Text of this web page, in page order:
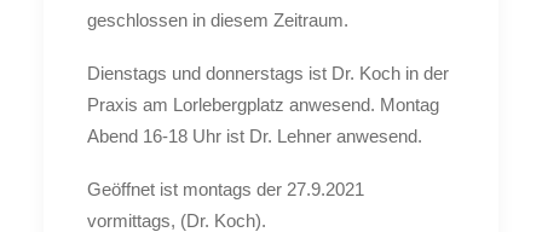
geschlossen in diesem Zeitraum.
Dienstags und donnerstags ist Dr. Koch in der
Praxis am Lorlebergplatz anwesend. Montag
Abend 16-18 Uhr ist Dr. Lehner anwesend.
Geöffnet ist montags der 27.9.2021
vormittags, (Dr. Koch).